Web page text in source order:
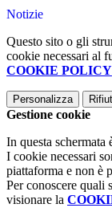
Notizie
Questo sito o gli
cookie necessari al
COOKIE POLICY
Personalizza
Gestione cookie
In questa schermata
I cookie necessari
piattaforma e non è
Per conoscere quali
visionare la